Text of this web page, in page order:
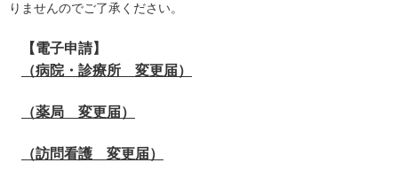
りませんのでご了承ください。
【電子申請】
（病院・診療所 変更届）
（薬局 変更届）
（訪問看護 変更届）